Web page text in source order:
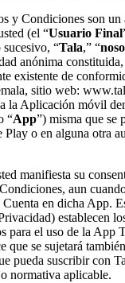
y Condiciones son un
(el “Usuario Final
“Tala,” “
anónima
existente de
sitio web:
la Aplicación móvil
“App”) misma que se
o en alguna otra
manifiesta su
aun
Cuenta en dicha App.
establecen
para el uso de la App
que se sujetará
pueda suscribir con
normativa aplicable.